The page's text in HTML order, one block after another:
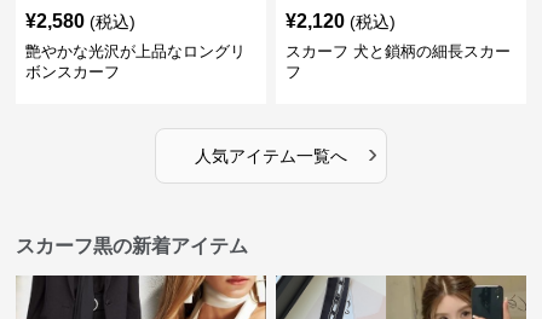
¥2,580 (税込)
艶やかな光沢が上品なロングリ
ボンスカーフ
¥2,120 (税込)
スカーフ 犬と鎖柄の細長スカー
フ
人気アイテム一覧へ ›
スカーフ黒の新着アイテム